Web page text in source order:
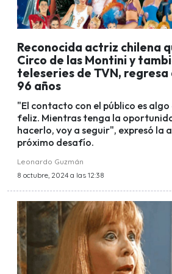
Reconocida actriz chilena
Circo de las Montini y
teleseries de TVN,
96 años
"El contacto con el público es algo
feliz. Mientras tenga la
hacerlo, voy a seguir", expresó la
próximo desafío.
Leonardo Guzmán
8 octubre, 2024 a las 12:38